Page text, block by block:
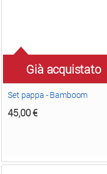
Già acquistato
Set pappa - Bamboom
45,00€